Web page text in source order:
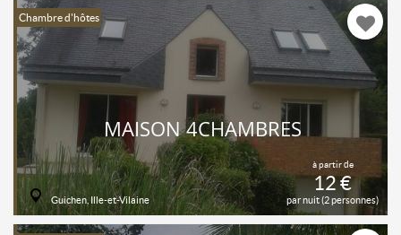
Chambre d'hôtes
à partir de
12 €
par nuit (2 personnes)
MAISON 4CHAMBRES
Guichen, Ille-et-Vilaine